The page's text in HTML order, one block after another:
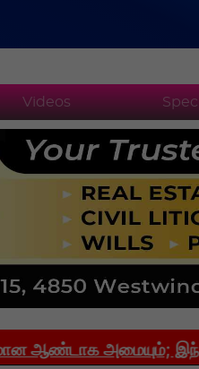
Videos
அமையும்; இந்தியாவில்